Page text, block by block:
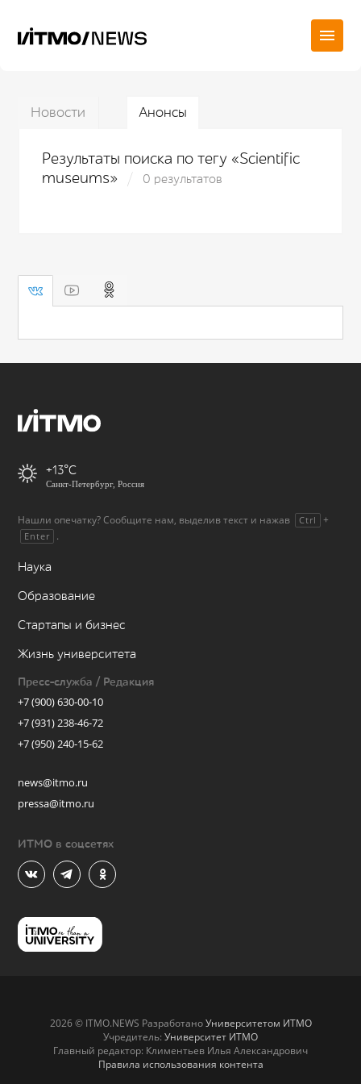
Новости Анонсы
Результаты поиска по тегу «Scientific
museums»
0 результатов
+13
Санкт-Петербург, Россия
Нашли опечатку? Сообщите нам, выделив текст и нажав Ctrl +
Enter .
Наука
Образование
Стартапы и бизнес
Жизнь университета
Пресс-служба / Редакция
+7 (900) 630-00-10
+7 (931) 238-46-72
+7 (950) 240-15-62
news@itmo.ru
pressa@itmo.ru
ИТМО в соцсетях
2026 © ITMO.NEWS РазработаноУниверситетом ИТМО
Учредитель: Университет ИТМО
Главный редактор: Климентьев Илья Александрович
Правила использования контента